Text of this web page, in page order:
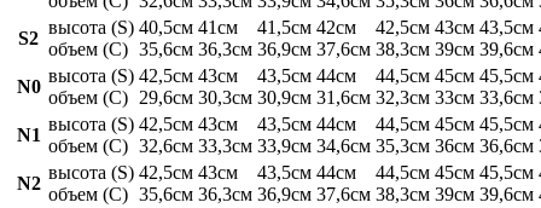
S2
высота (S)
объем (C)
40,5см
35,6см
41см
36,3см
41,5см
36,9см
42см
37,6см
42,5см
38,3см
43см
39см
43,5см
39,6см
N0
высота (S)
объем (C)
42,5см
29,6см
43см
30,3см
43,5см
30,9см
44см
31,6см
44,5см
32,3см
45см
33см
45,5см
33,6см
N1
высота (S)
объем (C)
42,5см
32,6см
43см
33,3см
43,5см
33,9см
44см
34,6см
44,5см
35,3см
45см
36см
45,5см
36,6см
N2
высота (S)
объем (C)
42,5см
35,6см
43см
36,3см
43,5см
36,9см
44см
37,6см
44,5см
38,3см
45см
39см
45,5см
39,6см